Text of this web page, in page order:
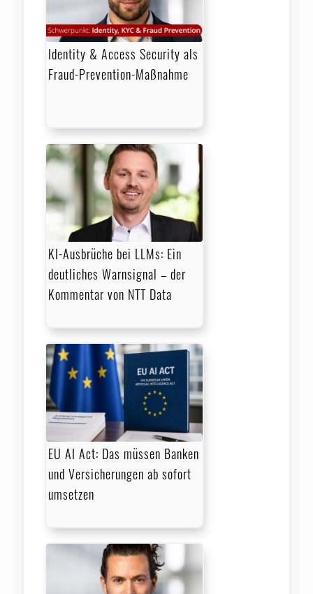
Identity & Access Security als
Fraud-Prevention-Maßnahme
KI-Ausbrüche bei LLMs: Ein
deutliches Warnsignal – der
Kommentar von NTT Data
EU AI Act: Das müssen Banken
und Versicherungen ab sofort
umsetzen